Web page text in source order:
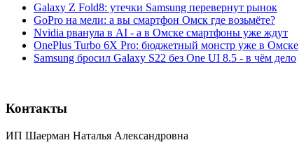
Galaxy Z Fold8: утечки Samsung перевернут рынок
GoPro на мели: а вы смартфон Омск где возьмёте?
Nvidia рванула в AI - а в Омске смартфоны уже ждут
OnePlus Turbo 6X Pro: бюджетный монстр уже в Омске
Samsung бросил Galaxy S22 без One UI 8.5 - в чём дело
Контакты
ИП Шаерман Наталья Александровна